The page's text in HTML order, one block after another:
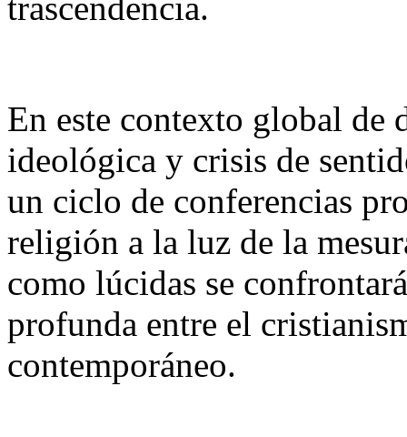
trascendencia.
En este contexto global de
ideológica y crisis de
un ciclo de conferencias
religión a la luz de la
como lúcidas se
profunda entre el
contemporáneo.